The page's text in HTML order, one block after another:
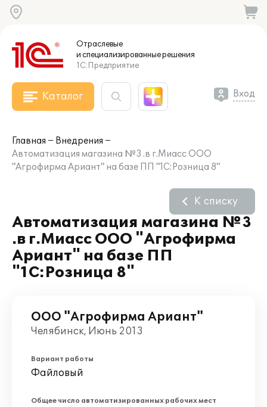
Отраслевые
и специализированныерешения
1С:Предприятие
Каталог Вход
Главная
Внедрения
Автоматизация магазина №3 .в г.Миасс ООО
"Агрофирма Ариант" на базе ПП "1С:Розница 8"
Автоматизация магазина №3
.в г.Миасс ООО "Агрофирма
Ариант" на базе ПП
"1С:Розница 8"
К списку
ООО "Агрофирма Ариант"
Челябинск, Июнь 2013
Вариант работы
Файловый
Общее число автоматизированных рабочих мест